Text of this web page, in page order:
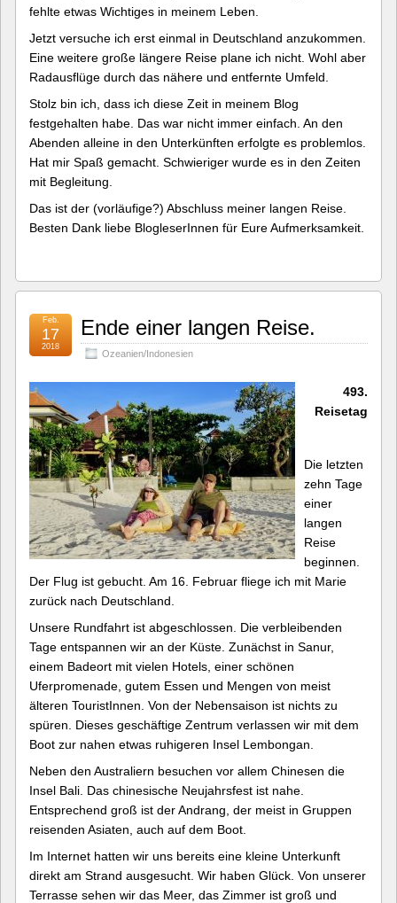
fehlte etwas Wichtiges in meinem Leben.
Jetzt versuche ich erst einmal in Deutschland anzukommen.
Eine weitere große längere Reise plane ich nicht. Wohl aber
Radausflüge durch das nähere und entfernte Umfeld.
Stolz bin ich, dass ich diese Zeit in meinem Blog
festgehalten habe. Das war nicht immer einfach. An den
Abenden alleine in den Unterkünften erfolgte es problemlos.
Hat mir Spaß gemacht. Schwieriger wurde es in den Zeiten
mit Begleitung.
Das ist der (vorläufige?) Abschluss meiner langen Reise.
Besten Dank liebe BlogleserInnen für Eure Aufmerksamkeit.
Ende einer langen Reise.
Ozeanien/Indonesien
Feb.
17
2018
493.
Reisetag
Die letzten
zehn Tage
einer
langen
Reise
beginnen.
Der Flug ist gebucht. Am 16. Februar fliege ich mit Marie
zurück nach Deutschland.
Unsere Rundfahrt ist abgeschlossen. Die verbleibenden
Tage entspannen wir an der Küste. Zunächst in Sanur,
einem Badeort mit vielen Hotels, einer schönen
Uferpromenade, gutem Essen und Mengen von meist
älteren TouristInnen. Von der Nebensaison ist nichts zu
spüren. Dieses geschäftige Zentrum verlassen wir mit dem
Boot zur nahen etwas ruhigeren Insel Lembongan.
Neben den Australiern besuchen vor allem Chinesen die
Insel Bali. Das chinesische Neujahrsfest ist nahe.
Entsprechend groß ist der Andrang, der meist in Gruppen
reisenden Asiaten, auch auf dem Boot.
Im Internet hatten wir uns bereits eine kleine Unterkunft
direkt am Strand ausgesucht. Wir haben Glück. Von unserer
Terrasse sehen wir das Meer, das Zimmer ist groß und